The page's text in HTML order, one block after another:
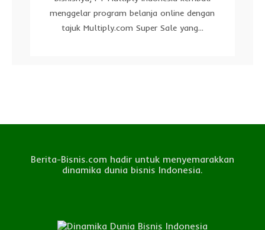
menggelar program belanja online dengan
tajuk Multiply.com Super Sale yang...
Berita-Bisnis.com hadir untuk menyemarakkan
dinamika dunia bisnis Indonesia.